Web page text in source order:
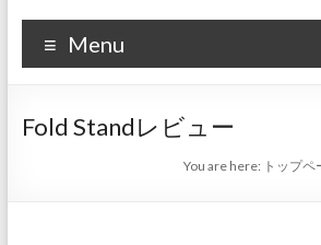
バ
イ
ル
び
ビュ
ホ値
Menu
Fold Standレビュー
You are here: トップペ